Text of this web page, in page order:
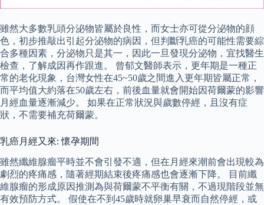
雖然大多數乳頭分泌物皆屬於良性，而女士亦可從分泌物的顔
色，初步推敲出引起分泌物的病因，但判斷乳癌的可能性需要綜
合多種因素，分泌物只是其一，因此一旦發現分泌物，宜找醫生
檢查，了解成因再作跟進。 曾郁文醫師表示，更年期是一種正
常的老化現象，台灣女性在45~50歲之間進入更年期皆屬正常，
而平均值大約落在50歲左右，前後血量就會開始因荷爾蒙的影響
月經血量逐漸減少。 如果在正常狀況與歲數停經，且沒有症
狀，不需要補充荷爾蒙。
乳癌月經又來: 懷孕期間
雖然纖維腺瘤平時並不會引發不適，但在月經來潮前會出現較為
劇烈的疼痛感，隨著經期結束後疼痛感也會逐漸下降。 目前纖
維腺瘤的形成原因推測為與荷爾蒙不平衡有關，不過現階段並無
有效預防方式。 假使在不到45歲時就卵巢早衰而自然停經，或